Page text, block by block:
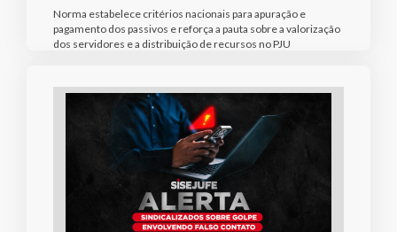
Norma estabelece critérios nacionais para apuração e
pagamento dos passivos e reforça a pauta sobre a valorização
dos servidores e a distribuição de recursos no PJU